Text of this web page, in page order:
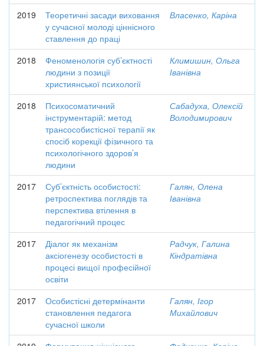
2019
Теоретичні засади виховання
у сучасної молоді ціннісного
ставлення до праці
Власенко, Каріна
2018
Феноменологія суб’єктності
людини з позиції
християнської психології
Климишин, Ольга
Іванівна
2018
Психосоматичний
інструментарій: метод
трансособистісної терапії як
спосіб корекції фізичного та
психологічного здоров’я
людини
Сабадуха, Олексій
Володимирович
2017
Суб’єктність особистості:
ретроспектива поглядів та
перспектива втілення в
педагогічний процес
Галян, Олена
Іванівна
2017
Діалог як механізм
аксіогенезу особистості в
процесі вищої професійної
освіти
Радчук, Галина
Кіндратівна
2017
Особистісні детермінанти
становлення педагога
сучасної школи
Галян, Ігор
Михайлович